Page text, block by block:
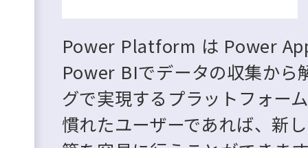
Power Platform は Power
Power BIでデータの収集から
グで実現するプラットフォー
慣れたユーザーであれば、新